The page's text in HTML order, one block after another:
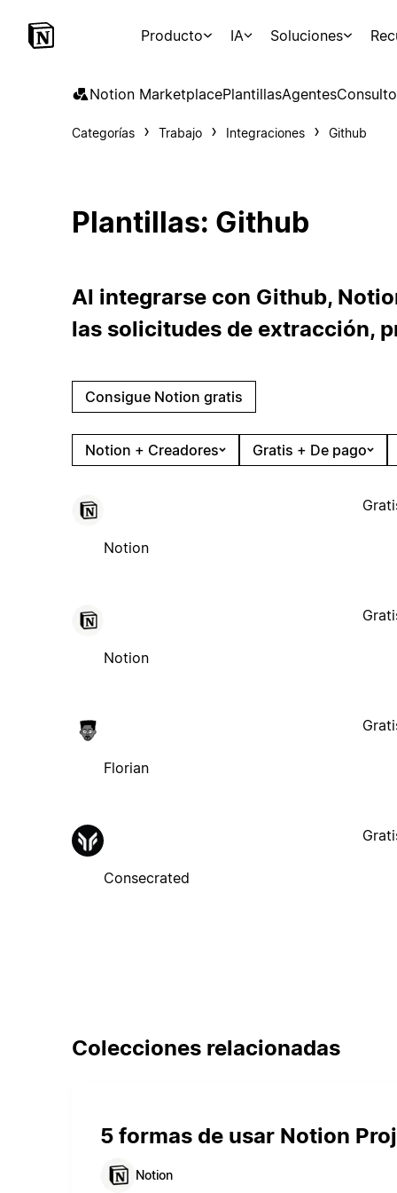
Producto IA Soluciones
Notion MarketplacePlantillasAgentes
Categorías Trabajo Integraciones Github
Plantillas: Github
Al integrarse con Github,
las solicitudes de extracción,
Consigue Notion gratis
Notion + Creadores Gratis + De pago
Notion
Notion
Florian
Consecrated
Colecciones relacionadas
5 formas de usar Notion
Notion